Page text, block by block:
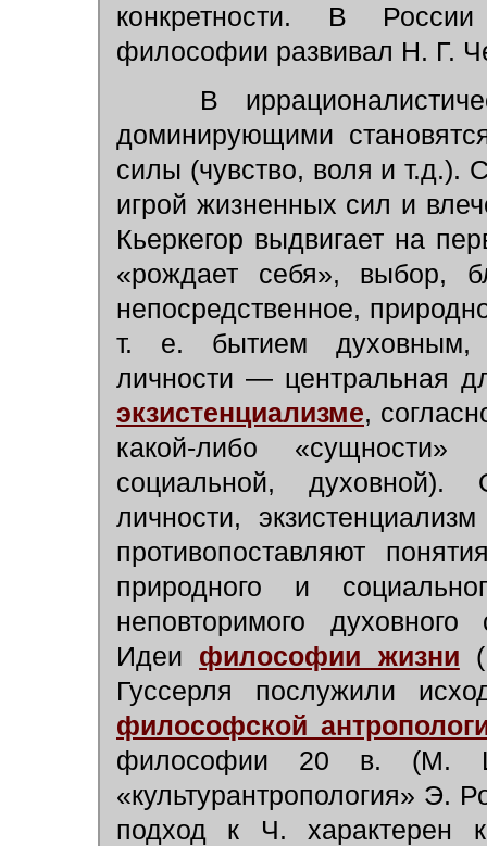
конкретности. В
философии развивал Н. Г.
В
доминирующими
силы (чувство, воля и
игрой жизненных сил и
Кьеркегор выдвигает на
«рождает себя», выбор,
непосредственное,
т. е. бытием духовным,
личности — центральная
экзистенциализме,
какой-либо «сущности»
социальной, духовной).
личности,
противопоставляют
природного и
неповторимого духовного
Идеи философии жизни
Гуссерля послужили
философской
философии 20 в. (М.
«культурантропология» Э.
подход к Ч. характерен